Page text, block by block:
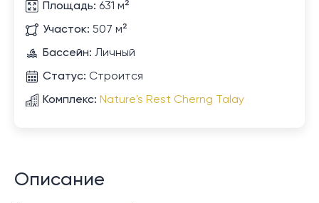
Площадь: 631 м²
Участок: 507 м²
Бассейн: Личный
Статус: Строится
Комплекс: Nature's Rest Cherng Talay
Описание